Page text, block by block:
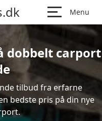
Menu
dobbelt carport
tilbud fra erfarne
bedste pris på din nye